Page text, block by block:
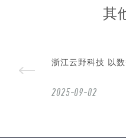
其
浙江云野科技 以
2025-09-02